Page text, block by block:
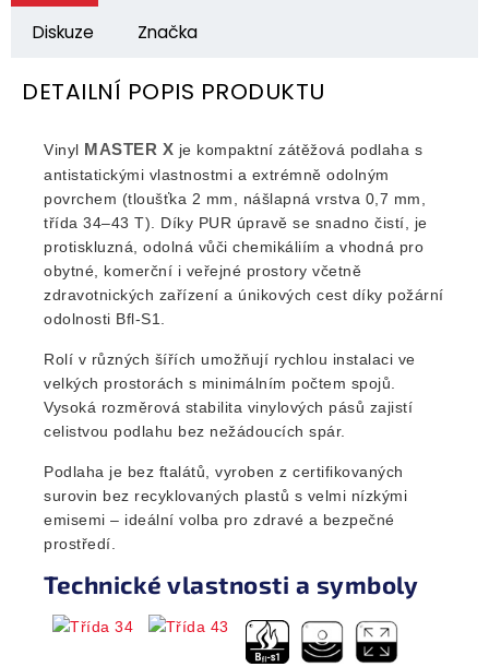
Diskuze Značka
DETAILNÍ POPIS PRODUKTU
Vinyl MASTER X je kompaktní zátěžová podlaha s
antistatickými vlastnostmi a extrémně odolným
povrchem (tloušťka 2 mm, nášlapná vrstva 0,7 mm,
třída 34–43 T). Díky PUR úpravě se snadno čistí, je
protiskluzná, odolná vůči chemikáliím a vhodná pro
obytné, komerční i veřejné prostory včetně
zdravotnických zařízení a únikových cest díky požární
odolnosti Bfl-S1.
Rolí v různých šířích umožňují rychlou instalaci ve
velkých prostorách s minimálním počtem spojů.
Vysoká rozměrová stabilita vinylových pásů zajistí
celistvou podlahu bez nežádoucích spár.
Podlaha je bez ftalátů, vyroben z certifikovaných
surovin bez recyklovaných plastů s velmi nízkými
emisemi – ideální volba pro zdravé a bezpečné
prostředí.
Technické vlastnosti a symboly